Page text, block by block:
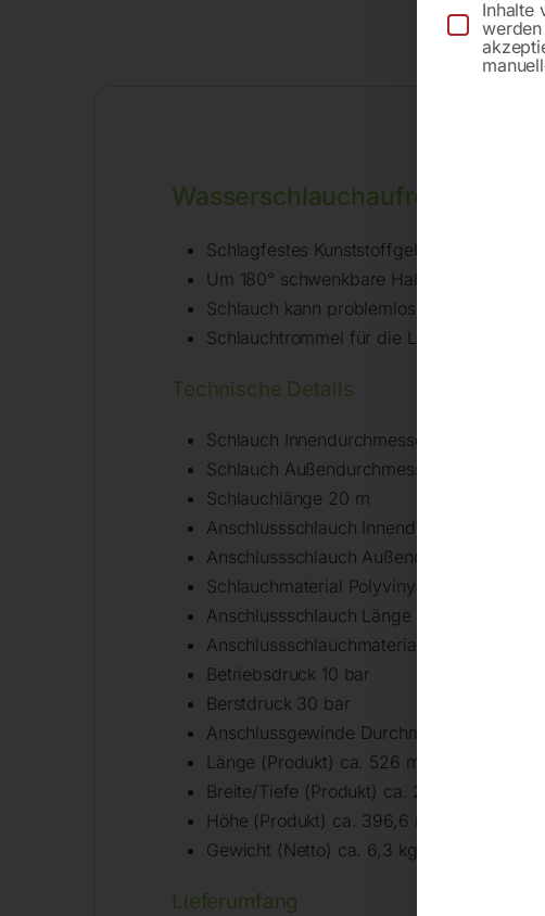
Wasserschlauchaufroller WSAR
Schlagfestes Kunststoffgehäuse
Um 180° schwenkbare Halterung für die
Schlauch kann problemlos an beliebiger
Schlauchtrommel für die Lagerung
Technische Details
Schlauch Innendurchmesser 11 mm
Schlauch Außendurchmesser 15 mm
Schlauchlänge 20 m
Anschlussschlauch Innendurchmesser 11
Anschlussschlauch Außendurchmesser 15
Schlauchmaterial Polyvinylchlorid
Anschlussschlauch Länge 2 m
Anschlussschlauchmaterial Polyvinylchlorid
Betriebsdruck 10 bar
Berstdruck 30 bar
Anschlussgewinde Durchmesser ¾”
Länge (Produkt) ca. 526 mm
Breite/Tiefe (Produkt) ca. 200,5 mm
Höhe (Produkt) ca. 396,6 mm
Gewicht (Netto) ca. 6,3 kg
Lieferumfang
Inhalte